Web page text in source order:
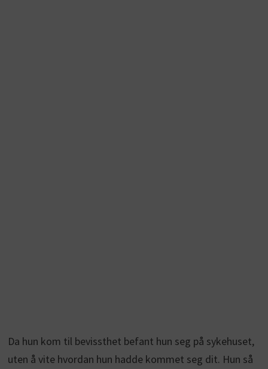
Da hun kom til bevissthet befant hun seg på sykehuset,
uten å vite hvordan hun hadde kommet seg dit. Hun så